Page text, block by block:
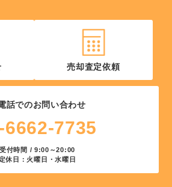
話でのお問い合わせ
6662-7735
受付時間 / 9:00～20:00
定休日：火曜日・水曜日
売却査定依頼